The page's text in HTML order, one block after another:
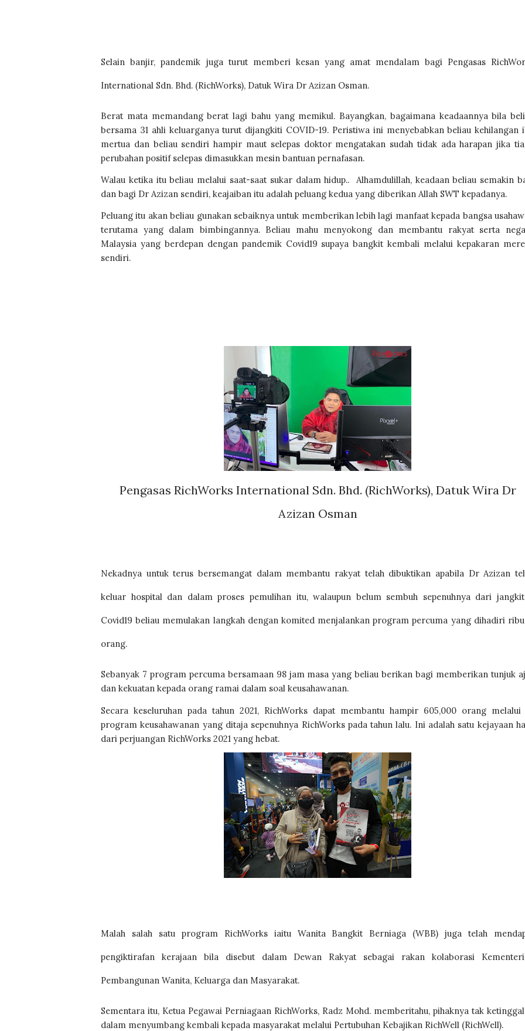
Selain banjir, pandemik juga turut memberi kesan yang amat mendalam bagi Pengasas
International Sdn. Bhd. (RichWorks), Datuk Wira Dr Azizan Osman.
Berat mata memandang berat lagi bahu yang memikul. Bayangkan, bagaimana keadaannya bila
bersama 31 ahli keluarganya turut dijangkiti COVID-19. Peristiwa ini menyebabkan beliau kehilangan
mertua dan beliau sendiri hampir maut selepas doktor mengatakan sudah tidak ada harapan jika
perubahan positif selepas dimasukkan mesin bantuan pernafasan.
Walau ketika itu beliau melalui saat-saat sukar dalam hidup..  Alhamdulillah, keadaan beliau semakin
dan bagi Dr Azizan sendiri, keajaiban itu adalah peluang kedua yang diberikan Allah SWT kepadanya.
Peluang itu akan beliau gunakan sebaiknya untuk memberikan lebih lagi manfaat kepada bangsa
terutama yang dalam bimbingannya. Beliau mahu menyokong dan membantu rakyat serta
Malaysia yang berdepan dengan pandemik Covid19 supaya bangkit kembali melalui kepakaran
sendiri.
Pengasas RichWorks International Sdn. Bhd. (RichWorks), Datuk Wira Dr
Azizan Osman
Nekadnya untuk terus bersemangat dalam membantu rakyat telah dibuktikan apabila Dr Azizan
keluar hospital dan dalam proses pemulihan itu, walaupun belum sembuh sepenuhnya dari
Covid19 beliau memulakan langkah dengan komited menjalankan program percuma yang dihadiri
orang.
Sebanyak 7 program percuma bersamaan 98 jam masa yang beliau berikan bagi memberikan tunjuk
dan kekuatan kepada orang ramai dalam soal keusahawanan.
Secara keseluruhan pada tahun 2021, RichWorks dapat membantu hampir 605,000 orang melalui
program keusahawanan yang ditaja sepenuhnya RichWorks pada tahun lalu. Ini adalah satu kejayaan
dari perjuangan RichWorks 2021 yang hebat.
Malah salah satu program RichWorks iaitu Wanita Bangkit Berniaga (WBB) juga telah
pengiktirafan kerajaan bila disebut dalam Dewan Rakyat sebagai rakan kolaborasi
Pembangunan Wanita, Keluarga dan Masyarakat.
Sementara itu, Ketua Pegawai Perniagaan RichWorks, Radz Mohd. memberitahu, pihaknya tak
dalam menyumbang kembali kepada masyarakat melalui Pertubuhan Kebajikan RichWell (RichWell).